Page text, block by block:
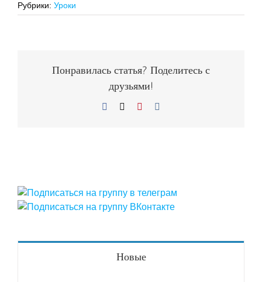
Рубрики: Уроки
Понравилась статья? Поделитесь с
друзьями!
Facebook Pinterest
Новые